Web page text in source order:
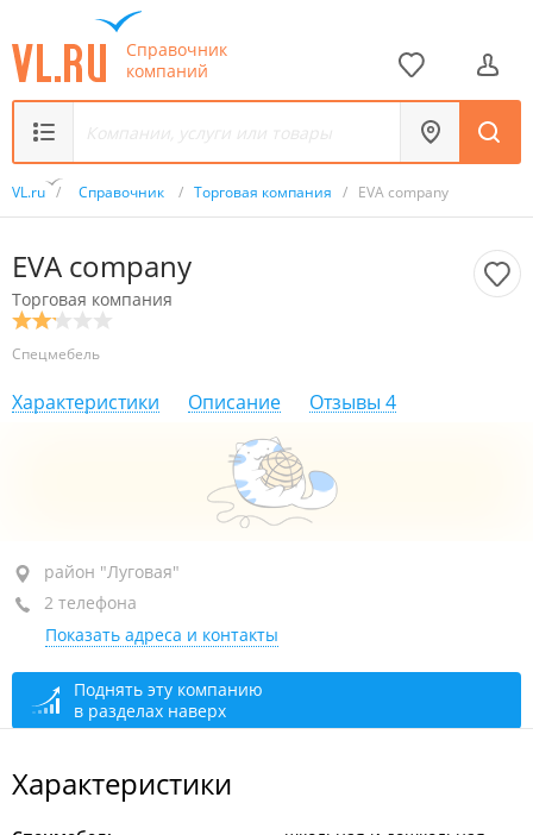
Справочник
компаний
VL.ru / Справочник / Торговая компания / EVA company
EVA company
Торговая компания
Спецмебель
Характеристики Описание Отзывы 4
район "Луговая", ул. Новоивановская, 2А
оф. 304
+7 902 523-95-03
+7 902 523-95-02
сегодня закрыто
район "Луговая"
2 телефона
Показать адреса и контакты
Поднять эту компанию
в разделах наверх
Характеристики